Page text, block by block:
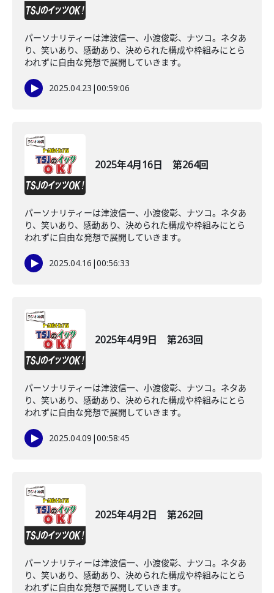
パーソナリティーは津波信一、小渡俊彰、ナツコ。ネタあ
り、笑いあり、感動あり、決められた構成や枠組みにとら
われずに自由な発想で展開していきます。
2025.04.23 |00:59:06
2025年4月16日 第264回
パーソナリティーは津波信一、小渡俊彰、ナツコ。ネタあ
り、笑いあり、感動あり、決められた構成や枠組みにとら
われずに自由な発想で展開していきます。
2025.04.16 |00:56:33
2025年4月9日 第263回
パーソナリティーは津波信一、小渡俊彰、ナツコ。ネタあ
り、笑いあり、感動あり、決められた構成や枠組みにとら
われずに自由な発想で展開していきます。
2025.04.09 |00:58:45
2025年4月2日 第262回
パーソナリティーは津波信一、小渡俊彰、ナツコ。ネタあ
り、笑いあり、感動あり、決められた構成や枠組みにとら
われずに自由な発想で展開していきます。